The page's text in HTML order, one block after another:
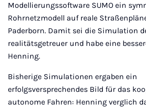
Modellierungssoftware SUMO ein
Rohrnetzmodell auf reale
Paderborn. Damit sei die Simulation
realitätsgetreuer und habe eine
Henning.
Bisherige Simulationen ergaben ein
erfolgsversprechendes Bild für das
autonome Fahren: Henning verglich